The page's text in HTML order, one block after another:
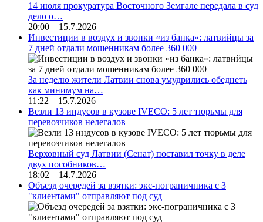
14 июля прокуратура Восточного Земгале передала в суд
дело о…
20:00 15.7.2026
Инвестиции в воздух и звонки «из банка»: латвийцы за
7 дней отдали мошенникам более 360 000
За неделю жители Латвии снова умудрились обеднеть
как минимум на…
11:22 15.7.2026
Везли 13 индусов в кузове IVECO: 5 лет тюрьмы для
перевозчиков нелегалов
Верховный суд Латвии (Сенат) поставил точку в деле
двух пособников…
18:02 14.7.2026
Объезд очередей за взятки: экс-пограничника с 3
"клиентами" отправляют под суд